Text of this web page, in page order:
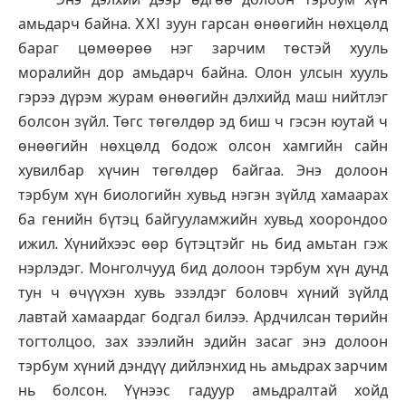
амьдарч байна. XXI зуун гарсан өнөөгийн нөхцөлд
бараг цөмөөрөө нэг зарчим төстэй хууль
моралийн дор амьдарч байна. Олон улсын хууль
гэрээ дүрэм журам өнөөгийн дэлхийд маш нийтлэг
болсон зүйл. Төгс төгөлдөр эд биш ч гэсэн юутай ч
өнөөгийн нөхцөлд бодож олсон хамгийн сайн
хувилбар хүчин төгөлдөр байгаа. Энэ долоон
тэрбум хүн биологийн хувьд нэгэн зүйлд хамаарах
ба генийн бүтэц байгууламжийн хувьд хоорондоо
ижил. Хүнийхээс өөр бүтэцтэйг нь бид амьтан гэж
нэрлэдэг. Монголчууд бид долоон тэрбум хүн дунд
тун ч өчүүхэн хувь эзэлдэг боловч хүний зүйлд
лавтай хамаардаг бодгал билээ. Ардчилсан төрийн
тогтолцоо, зах зээлийн эдийн засаг энэ долоон
тэрбум хүний дэндүү дийлэнхид нь амьдрах зарчим
нь болсон. Үүнээс гадуур амьдралтай хойд